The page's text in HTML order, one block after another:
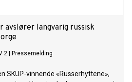
avslører langvarig russisk
2 Pressemelding
SKUP-vinnende «Russerhyttene»,